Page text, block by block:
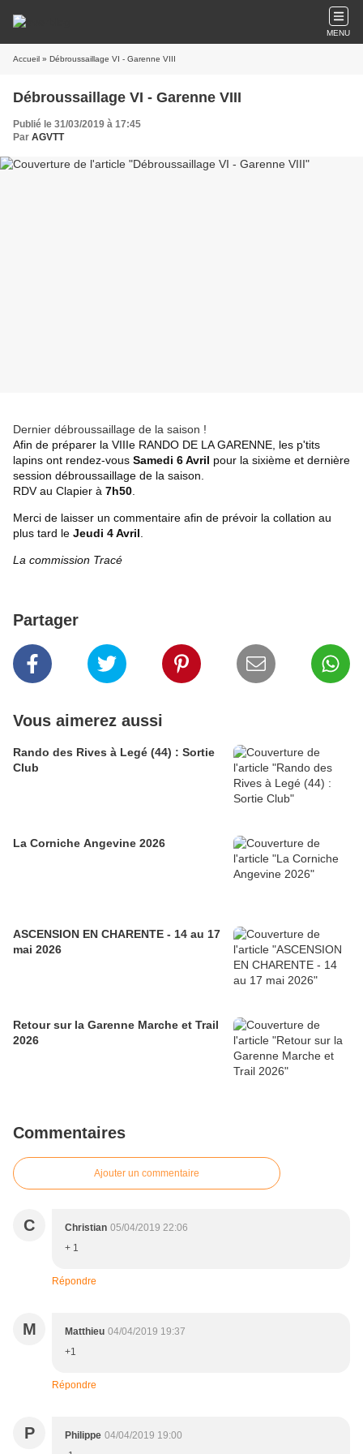
MENU
Accueil » Débroussaillage VI - Garenne VIII
Débroussaillage VI - Garenne VIII
Publié le 31/03/2019 à 17:45
Par AGVTT
Dernier débroussaillage de la saison !
Afin de préparer la VIIIe RANDO DE LA GARENNE, les p'tits
lapins ont rendez-vous Samedi 6 Avril pour la sixième et dernière
session débroussaillage de la saison.
RDV au Clapier à 7h50
Merci de laisser un commentaire afin de prévoir la collation au
plus tard le Jeudi 4 Avril
La commission Tracé
Partager
Vous aimerez aussi
Rando des Rives à Legé (44) : Sortie
Club
La Corniche Angevine 2026
ASCENSION EN CHARENTE - 14 au 17
mai 2026
Retour sur la Garenne Marche et Trail
2026
Commentaires
Ajouter un commentaire
C Christian 05/04/2019 22:06
+ 1
Répondre
M Matthieu 04/04/2019 19:37
+1
Répondre
P Philippe 04/04/2019 19:00